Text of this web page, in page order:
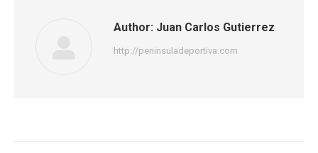
Author: Juan Carlos Gutierrez
http://peninsuladeportiva.com